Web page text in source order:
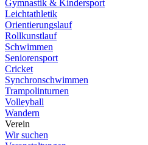
Gymnastik & Kindersport
Leichtathletik
Orientierungslauf
Rollkunstlauf
Schwimmen
Seniorensport
Cricket
Synchronschwimmen
Trampolinturnen
Volleyball
Wandern
Verein
Wir suchen